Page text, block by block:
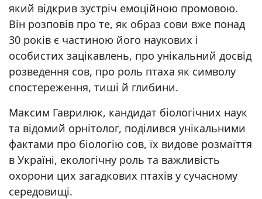
який відкрив зустріч емоційною промовою.
Він розповів про те, як образ сови вже понад
30 років є частиною його наукових і
особистих зацікавлень, про унікальний досвід
розведення сов, про роль птаха як символу
спостереження, тиші й глибини.
Максим Гаврилюк, кандидат біологічних наук
та відомий орнітолог, поділився унікальними
фактами про біологію сов, їх видове розмаїття
в Україні, екологічну роль та важливість
охорони цих загадкових птахів у сучасному
середовищі.